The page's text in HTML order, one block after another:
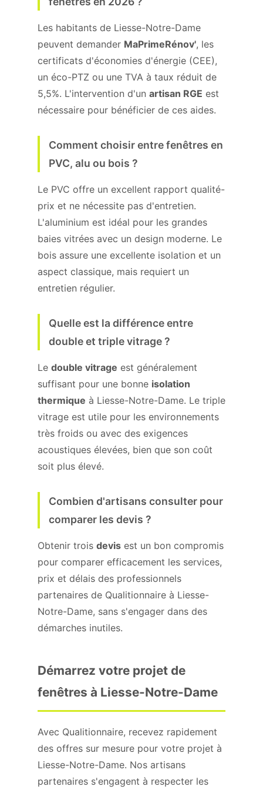
Les habitants de Liesse-Notre-Dame
peuvent demander MaPrimeRénov', les
certificats d'économies d'énergie (CEE),
un éco-PTZ ou une TVA à taux réduit de
5,5%. L'intervention d'un artisan RGE est
nécessaire pour bénéficier de ces aides.
Comment choisir entre fenêtres en
PVC, alu ou bois ?
Le PVC offre un excellent rapport qualité-
prix et ne nécessite pas d'entretien.
L'aluminium est idéal pour les grandes
baies vitrées avec un design moderne. Le
bois assure une excellente isolation et un
aspect classique, mais requiert un
entretien régulier.
Quelle est la différence entre
double et triple vitrage ?
Le double vitrage est généralement
suffisant pour une bonne isolation
thermique à Liesse-Notre-Dame. Le triple
vitrage est utile pour les environnements
très froids ou avec des exigences
acoustiques élevées, bien que son coût
soit plus élevé.
Combien d'artisans consulter pour
comparer les devis ?
Obtenir trois devis est un bon compromis
pour comparer efficacement les services,
prix et délais des professionnels
partenaires de Qualitionnaire à Liesse-
Notre-Dame, sans s'engager dans des
démarches inutiles.
Démarrez votre projet de
fenêtres à Liesse-Notre-Dame
Avec Qualitionnaire, recevez rapidement
des offres sur mesure pour votre projet à
Liesse-Notre-Dame. Nos artisans
partenaires s'engagent à respecter les